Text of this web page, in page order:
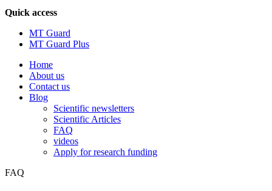
Quick access
MT Guard
MT Guard Plus
Home
About us
Contact us
Blog
Scientific newsletters
Scientific Articles
FAQ
videos
Apply for research funding
FAQ